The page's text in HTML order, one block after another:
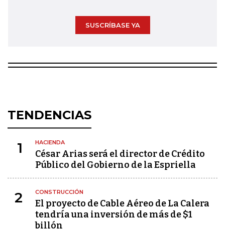
SUSCRÍBASE YA
TENDENCIAS
1 HACIENDA
César Arias será el director de Crédito
Público del Gobierno de la Espriella
2 CONSTRUCCIÓN
El proyecto de Cable Aéreo de La Calera
tendría una inversión de más de $1
billón